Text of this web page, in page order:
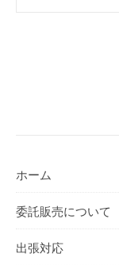
ホーム
委託販売について
出張対応